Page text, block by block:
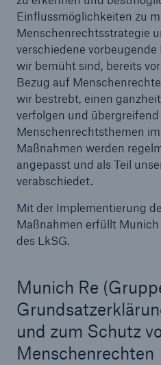
Einflussmöglichkeiten zu
Menschenrechtsstrategie
verschiedene
wir bemüht sind, bereits
Bezug auf
wir bestrebt, einen
verfolgen und
Menschenrechtsthemen
Maßnahmen werden
angepasst und als Teil
verabschiedet.
Mit der Implementierung
Maßnahmen erfüllt
des LkSG.
Munich Re
und zum Schutz
Menschenrechten
Naturkatastrophen
Versicherungslücke: der
versicherten Schäden
seit 1980 beträgt
71.8%